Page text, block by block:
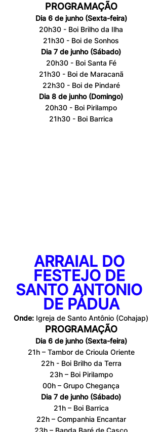
PROGRAMAÇÃO
Dia 6 de junho (Sexta-feira)
20h30 - Boi Brilho da Ilha
21h30 - Boi de Sonhos
Dia 7 de junho (Sábado)
20h30 - Boi Santa Fé
21h30 - Boi de Maracanã
22h30 - Boi de Pindaré
Dia 8 de junho (Domingo)
20h30 - Boi Pirilampo
21h30 - Boi Barrica
ARRAIAL DO
FESTEJO DE
SANTO ANTONIO
DE PÁDUA
Onde: Igreja de Santo Antônio (Cohajap)
PROGRAMAÇÃO
Dia 6 de junho (Sexta-feira)
21h – Tambor de Crioula Oriente
22h - Boi Brilho da Terra
23h – Boi Pirilampo
00h – Grupo Chegança
Dia 7 de junho (Sábado)
21h – Boi Barrica
22h – Companhia Encantar